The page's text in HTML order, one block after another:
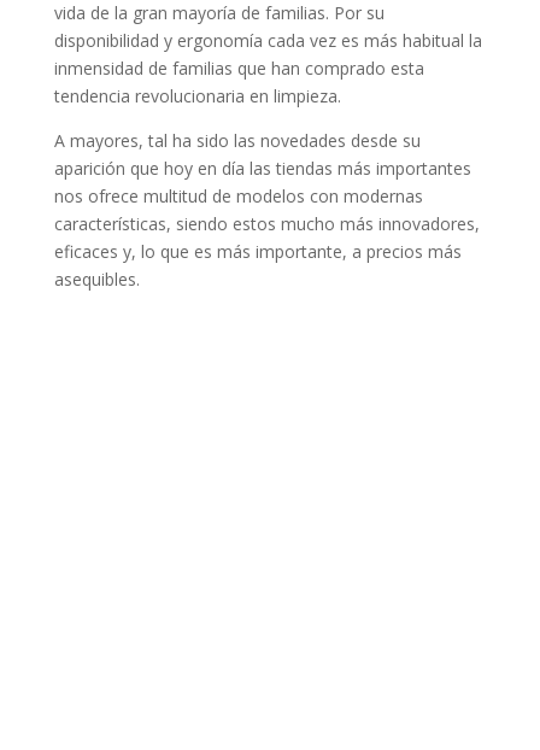
vida de la gran mayoría de familias. Por su
disponibilidad y ergonomía cada vez es más habitual la
inmensidad de familias que han comprado esta
tendencia revolucionaria en limpieza.
A mayores, tal ha sido las novedades desde su
aparición que hoy en día las tiendas más importantes
nos ofrece multitud de modelos con modernas
características, siendo estos mucho más innovadores,
eficaces y, lo que es más importante, a precios más
asequibles.